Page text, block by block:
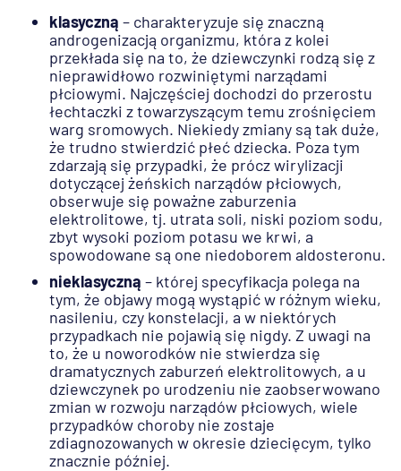
klasyczną – charakteryzuje się znaczną
androgenizacją organizmu, która z kolei
przekłada się na to, że dziewczynki rodzą się z
nieprawidłowo rozwiniętymi narządami
płciowymi. Najczęściej dochodzi do przerostu
łechtaczki z towarzyszącym temu zrośnięciem
warg sromowych. Niekiedy zmiany są tak duże,
że trudno stwierdzić płeć dziecka. Poza tym
zdarzają się przypadki, że prócz wirylizacji
dotyczącej żeńskich narządów płciowych,
obserwuje się poważne zaburzenia
elektrolitowe, tj. utrata soli, niski poziom sodu,
zbyt wysoki poziom potasu we krwi, a
spowodowane są one niedoborem aldosteronu.
nieklasyczną – której specyfikacja polega na
tym, że objawy mogą wystąpić w różnym wieku,
nasileniu, czy konstelacji, a w niektórych
przypadkach nie pojawią się nigdy. Z uwagi na
to, że u noworodków nie stwierdza się
dramatycznych zaburzeń elektrolitowych, a u
dziewczynek po urodzeniu nie zaobserwowano
zmian w rozwoju narządów płciowych, wiele
przypadków choroby nie zostaje
zdiagnozowanych w okresie dziecięcym, tylko
znacznie później.